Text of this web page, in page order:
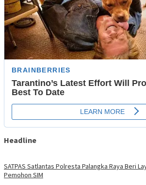
Headline
SATPAS Satlantas Polresta Palangka Raya Beri
Pemohon SIM